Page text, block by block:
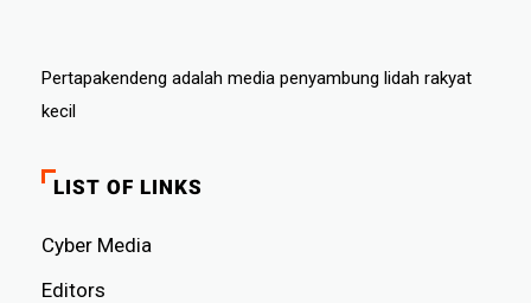
Pertapakendeng adalah media penyambung lidah rakyat
kecil
LIST OF LINKS
Cyber ​​Media
Editors